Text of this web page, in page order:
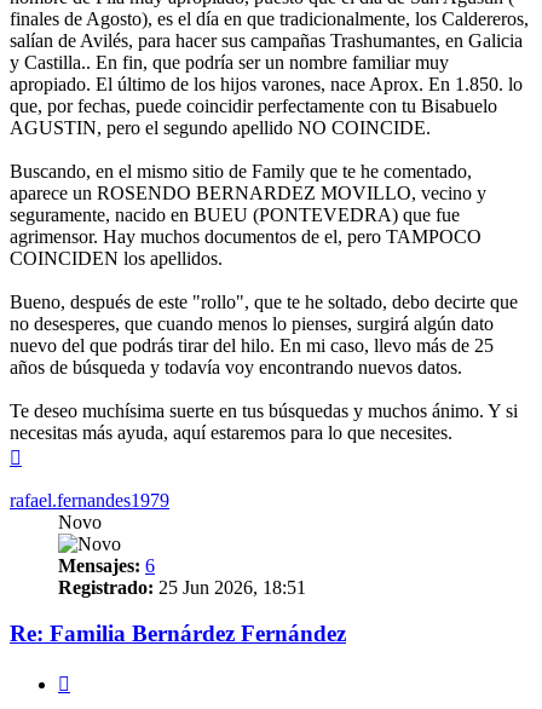
finales de Agosto), es el día en que tradicionalmente, los Caldereros,
salían de Avilés, para hacer sus campañas Trashumantes, en Galicia
y Castilla.. En fin, que podría ser un nombre familiar muy
apropiado. El último de los hijos varones, nace Aprox. En 1.850. lo
que, por fechas, puede coincidir perfectamente con tu Bisabuelo
AGUSTIN, pero el segundo apellido NO COINCIDE.
Buscando, en el mismo sitio de Family que te he comentado,
aparece un ROSENDO BERNARDEZ MOVILLO, vecino y
seguramente, nacido en BUEU (PONTEVEDRA) que fue
agrimensor. Hay muchos documentos de el, pero TAMPOCO
COINCIDEN los apellidos.
Bueno, después de este "rollo", que te he soltado, debo decirte que
no desesperes, que cuando menos lo pienses, surgirá algún dato
nuevo del que podrás tirar del hilo. En mi caso, llevo más de 25
años de búsqueda y todavía voy encontrando nuevos datos.
Te deseo muchísima suerte en tus búsquedas y muchos ánimo. Y si
necesitas más ayuda, aquí estaremos para lo que necesites.
rafael.fernandes1979
Novo
Mensajes: 6
Registrado: 25 Jun 2026, 18:51
Re: Familia Bernárdez Fernández